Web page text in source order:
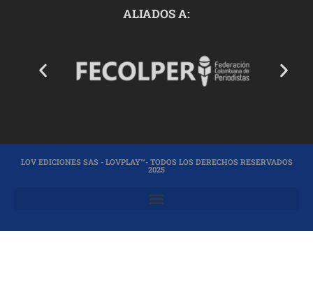
ALIADOS A:
LOV EDICIONES SAS - LOVPLAY™- TODOS LOS DERECHOS RESERVADOS
2025